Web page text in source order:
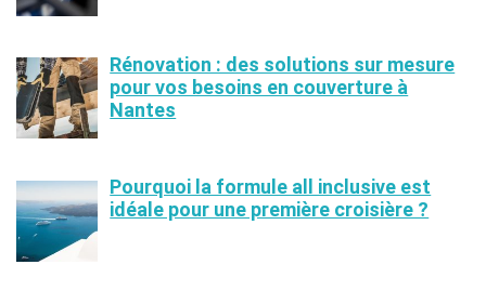
Rénovation : des solutions sur mesure
pour vos besoins en couverture à
Nantes
Pourquoi la formule all inclusive est
idéale pour une première croisière ?